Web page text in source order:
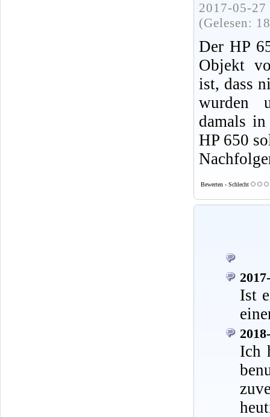
2017-05-
(Gelesen:
Der HP
Objekt
ist, dass
wurden
damals
HP 650
Bewerten - Schlecht
Ist
Ich